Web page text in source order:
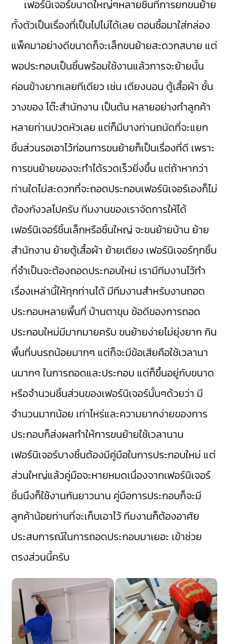
เฟอร์นิเจอร์ขนาดใหญ่ๆหลายชิ้นที่การยกขนย้าย
ทั้งตัวเป็นเรื่องที่เป็นไปไม่ได้เลย ตอนซื้อมาใส่กล่อง
แพ็คมาอย่างดีขนาดก็จะเล็กขนย้ายสะดวกสบาย แต่
พอประกอบเป็นชิ้นพร้อมใช้งานแล้วการจะย้ายนั้น
ค่อนข้างยากเลยทีเดียว เช่น เตียงนอน ตู้เสื้อผ้า ชั้น
วางของ โต๊ะสำนักงาน เป็นต้น หลายอย่างทำลูกค้า
หลายท่านปวดหัวเลย แต่ก็มีบางท่านถนัดที่จะแยก
ชิ้นส่วนรอเอาไว้ก่อนการขนย้ายก็เป็นเรื่องที่ดี เพราะ
การขนย้ายของจะทำได้รวดเร็วยิ่งขึ้น แต่ถ้าหากว่า
ท่านใดไม่สะดวกที่จะถอดประกอบเฟอร์นิเจอร์เองก็ไม่
ต้องกังวลไปครับ ทีมงานของเราจัดการให้ได้
เฟอร์นิเจอร์ชิ้นเล็กหรือชิ้นใหญ่ จะขนย้ายบ้าน ย้าย
สำนักงาน ย้ายตู้เสื้อผ้า ย้ายเตียง เฟอร์นิเจอร์ทุกชิ้น
ที่จำเป็นจะต้องถอดประกอบใหม่ เรามีทีมงานไว้ทำ
เรื่องเหล่านี้ให้ทุกท่านได้ มีทีมงานสำหรับงานถอด
ประกอบหลายพื้นที่ บ้านตาขุน ข้อดีของการถอด
ประกอบใหม่มีมากมายครับ ขนย้ายง่ายไม่ยุ่งยาก กิน
พื้นที่บนรถน้อยมากๆ แต่ก็จะมีข้อเสียคือใช้เวลานา
นมากๆ ในการถอดและประกอบ แต่ก็ขึ้นอยู่กับขนาด
หรือจำนวนชิ้นส่วนของเฟอร์นิเจอร์นั้นๆด้วยว่า มี
จำนวนมากน้อย เท่าไหร่และความยากง่ายของการ
ประกอบก็ส่งผลทำให้การขนย้ายใช้เวลานาน
เฟอร์นิเจอร์บางชิ้นต้องมีคู่มือในการประกอบใหม่ แต่
ส่วนใหญ่แล้วคู่มือจะหายหมดเนื่องจากเฟอร์นิเจอร์
ชิ้นนึงก็ใช้งานกันยาวนาน คู่มือการประกอบก็จะมี
ลูกค้าน้อยท่านที่จะเก็บเอาไว้ ทีมงานก็ต้องอาศัย
ประสบการณ์ในการถอดประกอบมาเยอะ เข้าช่วย
ตรงส่วนนี้ครับ